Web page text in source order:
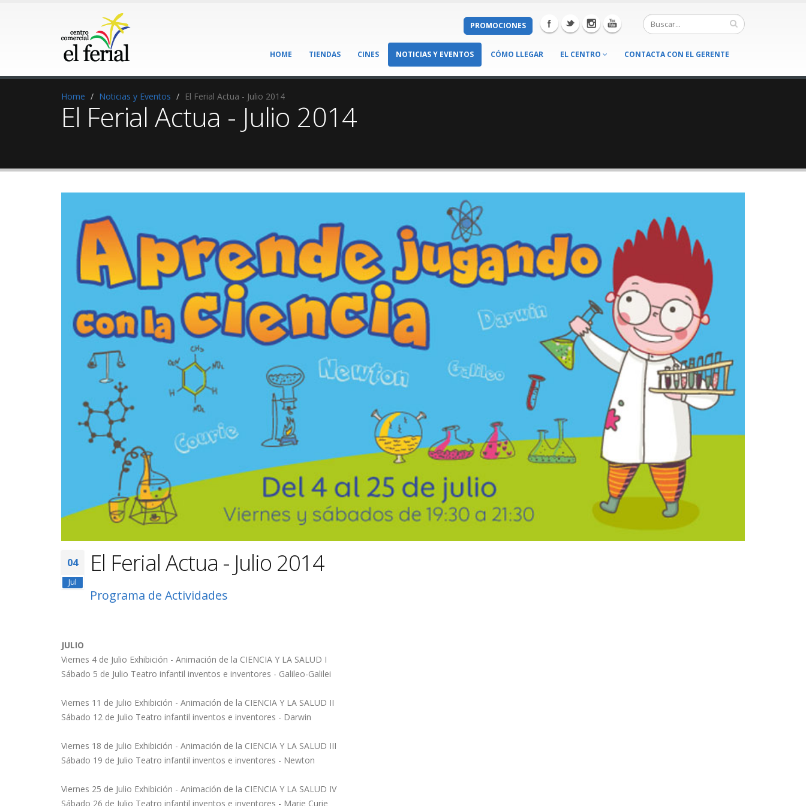
PROMOCIONES
HOME TIENDAS CINES NOTICIAS Y EVENTOS CÓMO LLEGAR EL CENTRO CONTACTA CON EL GERENTE
Home Noticias y Eventos El Ferial Actua - Julio 2014
El Ferial Actua - Julio 2014
04
Jul
El Ferial Actua - Julio 2014
Programa de Actividades
JULIO
Viernes 4 de Julio Exhibición - Animación de la CIENCIA Y LA SALUD I
Sábado 5 de Julio Teatro infantil inventos e inventores - Galileo-Galilei
Viernes 11 de Julio Exhibición - Animación de la CIENCIA Y LA SALUD II
Sábado 12 de Julio Teatro infantil inventos e inventores - Darwin
Viernes 18 de Julio Exhibición - Animación de la CIENCIA Y LA SALUD III
Sábado 19 de Julio Teatro infantil inventos e inventores - Newton
Viernes 25 de Julio Exhibición - Animación de la CIENCIA Y LA SALUD IV
Sábado 26 de Julio Teatro infantil inventos e inventores - Marie Curie